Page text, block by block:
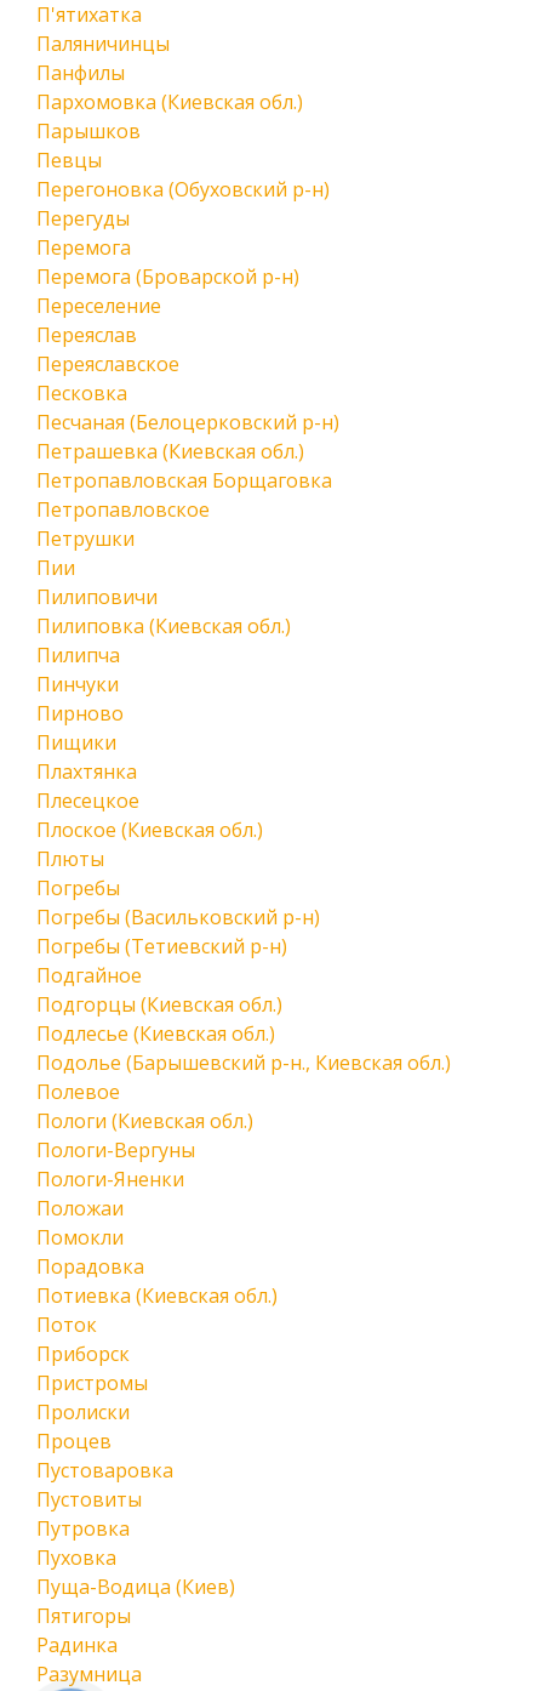
П'ятихатка
Паляничинцы
Панфилы
Пархомовка (Киевская обл.)
Парышков
Певцы
Перегоновка (Обуховский р-н)
Перегуды
Перемога
Перемога (Броварской р-н)
Переселение
Переяслав
Переяславское
Песковка
Песчаная (Белоцерковский р-н)
Петрашевка (Киевская обл.)
Петропавловская Борщаговка
Петропавловское
Петрушки
Пии
Пилиповичи
Пилиповка (Киевская обл.)
Пилипча
Пинчуки
Пирново
Пищики
Плахтянка
Плесецкое
Плоское (Киевская обл.)
Плюты
Погребы
Погребы (Васильковский р-н)
Погребы (Тетиевский р-н)
Подгайное
Подгорцы (Киевская обл.)
Подлесье (Киевская обл.)
Подолье (Барышевский р-н., Киевская обл.)
Полевое
Пологи (Киевская обл.)
Пологи-Вергуны
Пологи-Яненки
Положаи
Помокли
Порадовка
Потиевка (Киевская обл.)
Поток
Приборск
Пристромы
Пролиски
Процев
Пустоваровка
Пустовиты
Путровка
Пуховка
Пуща-Водица (Киев)
Пятигоры
Радинка
Разумница